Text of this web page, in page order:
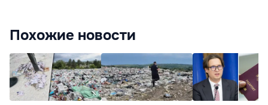
Похожие новости